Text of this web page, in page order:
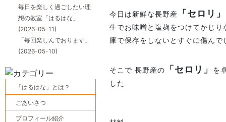
今日は新鮮な長野産 「セロリ」
生でお味噌と塩麹をつけてかじ
庫で保存をしないとすぐに傷んで
そこで 長野産の 「セロリ」
を
した
毎日を楽しく過ごしたい理
想の教室「はるはな」
(2026-05-11)
「毎回楽しんでおります」
(2026-05-10)
「はるはな」とは？
ごあいさつ
プロフィール紹介